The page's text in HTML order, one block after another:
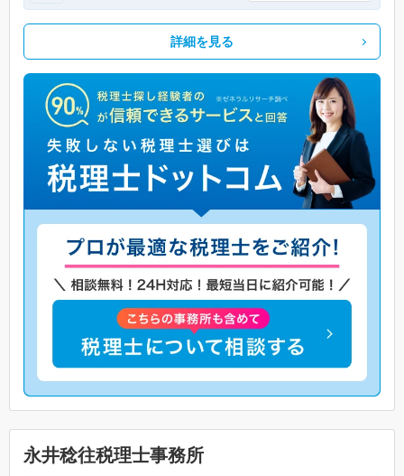
詳細を見る
永井稔往税理士事務所